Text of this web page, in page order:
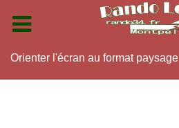
Orienter l'écran au format paysage